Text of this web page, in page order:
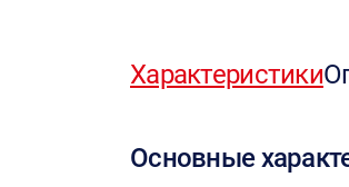
Характеристики
Основные